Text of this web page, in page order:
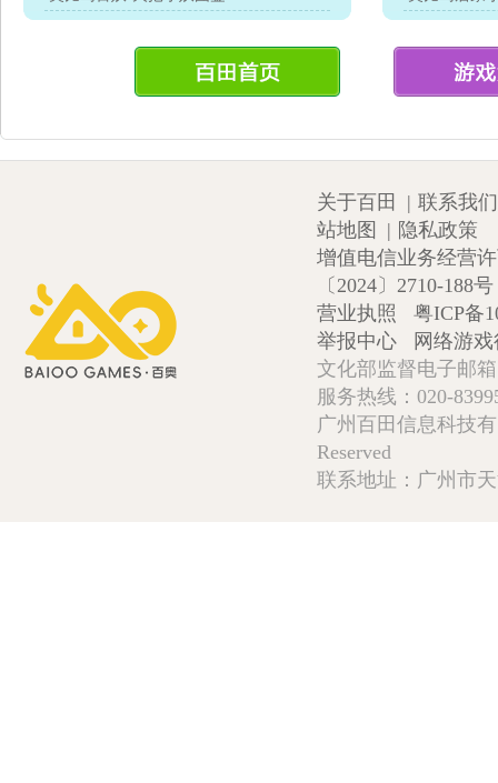
关于百田 | 联系我们
站地图
| 隐私政策
增值电信业务经营
〔2024〕2710-188号
营业执照
粤ICP备
举报中心
网络游
文化部监督电子邮
服务热线：020-
广州百田信息科技
Reserved
联系地址：广州市